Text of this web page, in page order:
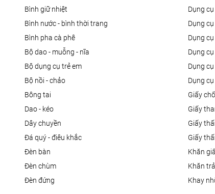
bình giữ nhiệt
bình nước - bình thời trang
bình pha cà phê
bộ dao - muỗng - nĩa
bộ dụng cụ trẻ em
bộ nồi - chảo
bông tai
dao - kéo
dây chuyền
đá quý - điêu khắc
đèn bàn
đèn chùm
đèn đứng
dụng
dụng
dụng
dụng
dụng
dụng
giấy
giấy
giấy
giấy
khăn
khăn
khay